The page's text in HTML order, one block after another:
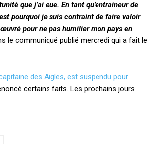
que j’ai eue. En tant qu’entraineur de
pourquoi je suis contraint de faire valoir
pour ne pas humilier mon pays en
le communiqué publié mercredi qui a fait le
des Aigles, est suspendu pour
certains faits. Les prochains jours